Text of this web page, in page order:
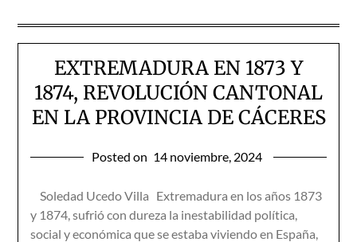
EXTREMADURA EN 1873 Y
1874, REVOLUCIÓN CANTONAL
EN LA PROVINCIA DE CÁCERES
Posted on 14 noviembre, 2024
Soledad Ucedo Villa Extremadura en los años 1873
y 1874, sufrió con dureza la inestabilidad política,
social y económica que se estaba viviendo en España,